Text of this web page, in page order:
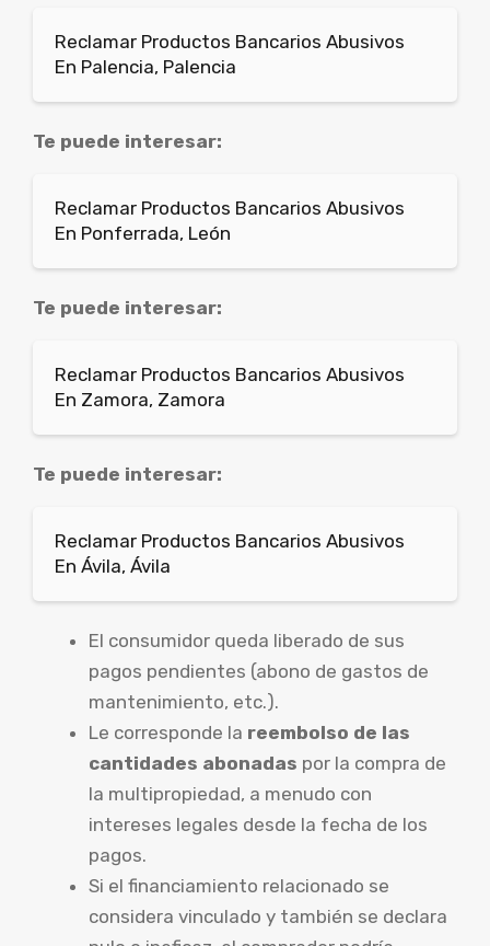
Reclamar Productos Bancarios Abusivos
En Palencia, Palencia
Te puede interesar:
Reclamar Productos Bancarios Abusivos
En Ponferrada, León
Te puede interesar:
Reclamar Productos Bancarios Abusivos
En Zamora, Zamora
Te puede interesar:
Reclamar Productos Bancarios Abusivos
En Ávila, Ávila
El consumidor queda liberado de sus
pagos pendientes (abono de gastos de
mantenimiento, etc.).
Le corresponde la reembolso de las
cantidades abonadas por la compra de
la multipropiedad, a menudo con
intereses legales desde la fecha de los
pagos.
Si el financiamiento relacionado se
considera vinculado y también se declara